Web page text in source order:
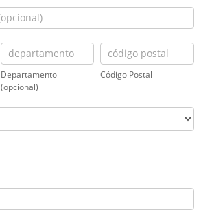
Departamento
(opcional)
Departamento
(opcional)
Código
Postal
Código Postal